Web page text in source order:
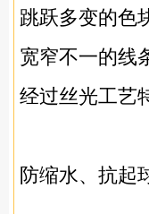
跳跃多变的色
宽窄不一的线
经过丝光工艺
防缩水、抗起